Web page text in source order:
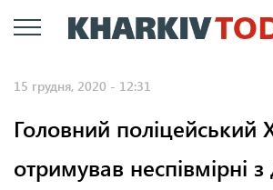
Перейти
до
15 грудня, 2020 - 12:31
Головний поліцейський
отримував неспівмірні